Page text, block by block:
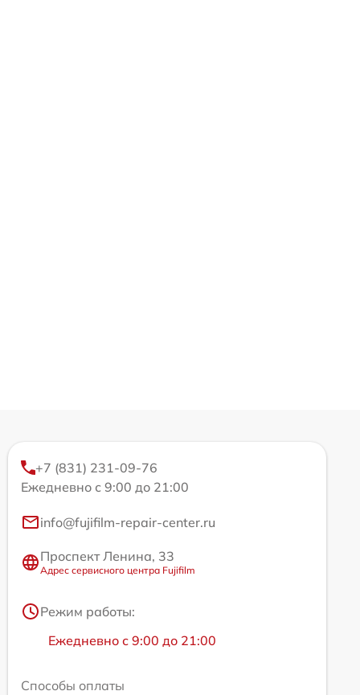
+7 (831) 231-09-76
Ежедневно с 9:00 до 21:00
info@fujifilm-repair-center.ru
Проспект Ленина, 33
Адрес сервисного центра Fujifilm
Режим работы:
Ежедневно с 9:00 до 21:00
Способы оплаты